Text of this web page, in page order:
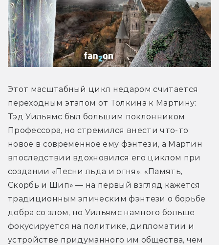
Этот масштабный цикл недаром считается
переходным этапом от Толкина к Мартину:
Тэд Уильямс был большим поклонником
Профессора, но стремился внести что-то
новое в современное ему фэнтези, а Мартин
впоследствии вдохновился его циклом при
создании «Песни льда и огня». «Память,
Скорбь и Шип» — на первый взгляд кажется
традиционным эпическим фэнтези о борьбе
добра со злом, но Уильямс намного больше
фокусируется на политике, дипломатии и
устройстве придуманного им общества, чем